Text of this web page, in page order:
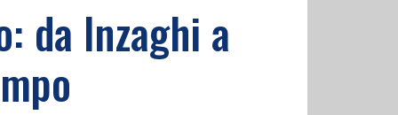
da Inzaghi a